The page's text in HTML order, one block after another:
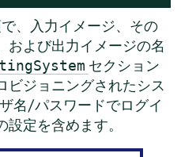
、入力イメージ、その
および出力イメージの名
セクション
ビジョニングされたシス
名/パスワードでログイ
定を含めます。